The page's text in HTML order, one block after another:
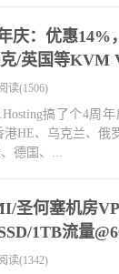
庆：优惠
/英国等KVM
读(1506)
搞了个4周
HE、乌克兰、俄
德国、...
圣何塞机房
1TB流量
读(1342)